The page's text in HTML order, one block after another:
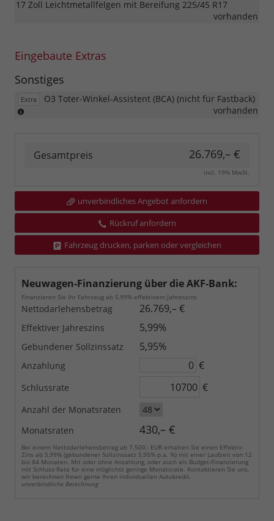
17 Zoll Leichtmetallfelgen mit Bereifung 225/45 R17
vorhanden
Eingebaute Extras
Sonstiges
Extra
O3 Toter-Winkel-Assistent (BCA) (nicht für Fastback)
vorhanden
Gesamtpreis 26.769,– €
incl. 19% MwSt.
unverbindliches Angebot anfordern
Rückruf anfordern
Fahrzeug drucken, parken oder vergleichen
Neuwagen-Finanzierung über die AKF-Bank:
Finanzieren Sie Ihr Fahrzeug ab 5,99% effektivem Jahreszins
Nettodarlehensbetrag 26.769,– €
Effektiver Jahreszins 5,99%
Gebundener Sollzinssatz 5,95%
Anzahlung €
Schlussrate €
Anzahl der Monatsraten
Monatsraten
430,– €
Bei einem Nettodarlehensbetrag ab 7.500,- EUR erhalten Sie einen Effektiv-
Zins ab 5,99% (gebundener Sollzinssatz 5,95% p.a. %) mit einer Laufzeit von 12
bis 84 Monaten. Mit oder ohne Anzahlung, oder auch als Budget-Finanzierung
mit Schluss-Rate für eine möglichst geringe Monatsrate. Kontaktieren Sie uns,
wir berechnen Ihnen gerne Ihren individuellen Autokredit.
unverbindliche Berechnung